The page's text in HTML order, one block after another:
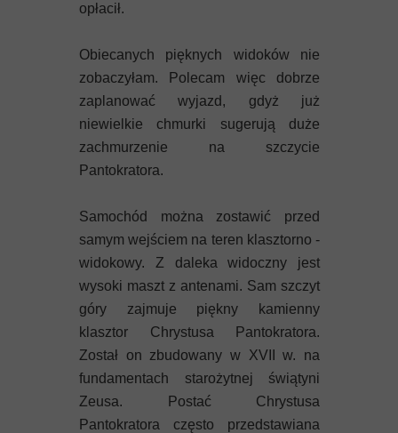
opłacił.
Obiecanych pięknych widoków nie
zobaczyłam. Polecam więc dobrze
zaplanować wyjazd, gdyż już
niewielkie chmurki sugerują duże
zachmurzenie na szczycie
Pantokratora.
Samochód można zostawić przed
samym wejściem na teren klasztorno -
widokowy. Z daleka widoczny jest
wysoki maszt z antenami. Sam szczyt
góry zajmuje piękny kamienny
klasztor Chrystusa Pantokratora.
Został on zbudowany w XVII w. na
fundamentach starożytnej świątyni
Zeusa. Postać Chrystusa
Pantokratora często przedstawiana